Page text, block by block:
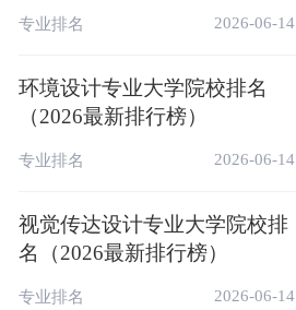
专业排名 2026-06-14
环境设计专业大学院校排名
（2026最新排行榜）
专业排名 2026-06-14
视觉传达设计专业大学院校排
名（2026最新排行榜）
专业排名 2026-06-14